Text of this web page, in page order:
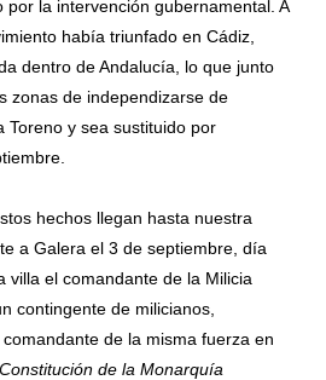
por la intervención gubernamental. A
había triunfado en Cádiz,
dentro de Andalucía, lo que junto
zonas de independizarse de
Toreno y sea sustituido por
hechos llegan hasta nuestra
a Galera el 3 de septiembre, día
villa el comandante de la Milicia
contingente de milicianos,
de la misma fuerza en
Constitución de la Monarquía